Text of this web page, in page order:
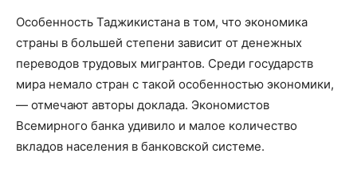
Особенность Таджикистана в том, что экономика
страны в большей степени зависит от денежных
переводов трудовых мигрантов. Среди государств
мира немало стран с такой особенностью экономики,
— отмечают авторы доклада. Экономистов
Всемирного банка удивило и малое количество
вкладов населения в банковской системе.